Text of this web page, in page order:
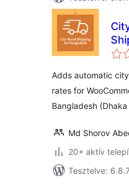
Adds automatic
rates for
Bangladesh
Md Shorov
20+ aktív
Tesztelve: